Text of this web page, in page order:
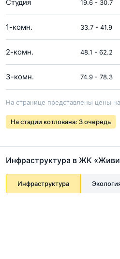
Студия 19.6 - 30.7
1-комн. 33.7 - 41.9
2-комн. 48.1 - 62.2
3-комн. 74.9 - 78.3
На странице представлены цены
На стадии котлована: 3 очередь
Инфраструктура в ЖК
Инфраструктура